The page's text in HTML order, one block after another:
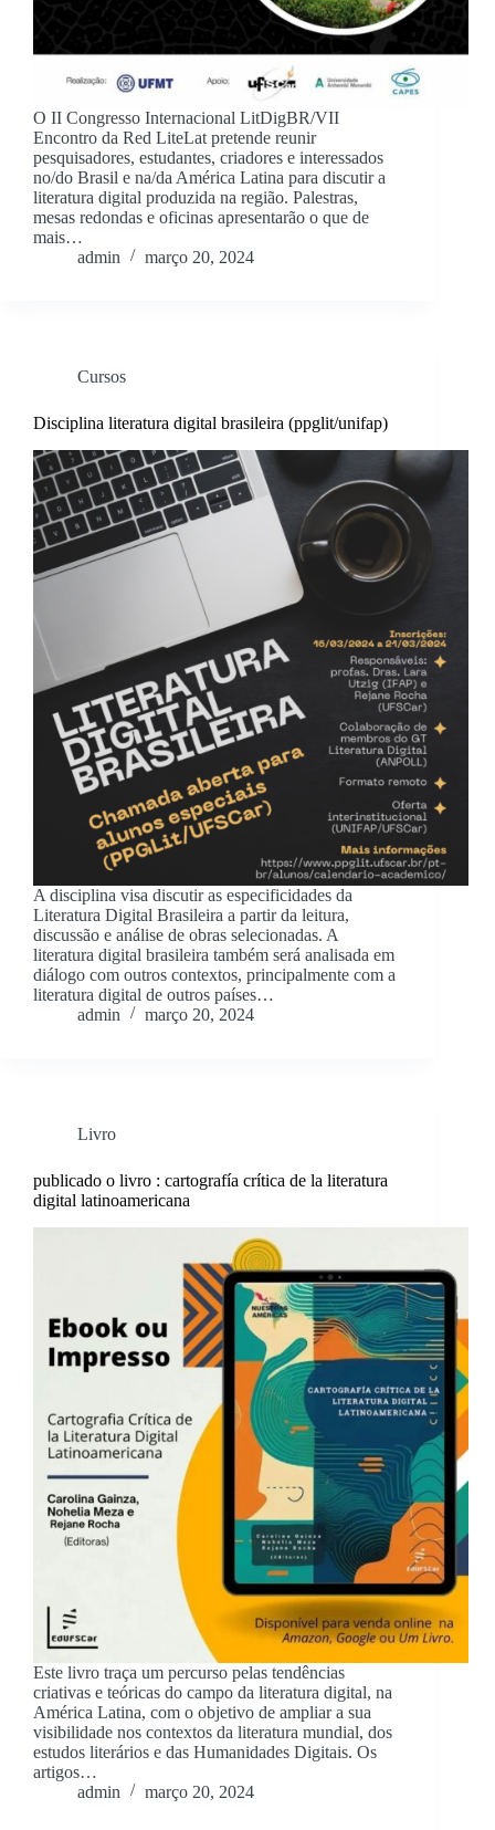
O II Congresso Internacional LitDigBR/VII
Encontro da Red LiteLat pretende reunir
pesquisadores, estudantes, criadores e interessados
no/do Brasil e na/da América Latina para discutir a
literatura digital produzida na região. Palestras,
mesas redondas e oficinas apresentarão o que de
mais…
admin
março 20, 2024
Cursos
Disciplina literatura digital brasileira (ppglit/unifap)
A disciplina visa discutir as especificidades da
Literatura Digital Brasileira a partir da leitura,
discussão e análise de obras selecionadas. A
literatura digital brasileira também será analisada em
diálogo com outros contextos, principalmente com a
literatura digital de outros países…
admin
março 20, 2024
Livro
publicado o livro : cartografía crítica de la literatura
digital latinoamericana
Este livro traça um percurso pelas tendências
criativas e teóricas do campo da literatura digital, na
América Latina, com o objetivo de ampliar a sua
visibilidade nos contextos da literatura mundial, dos
estudos literários e das Humanidades Digitais. Os
artigos…
admin
março 20, 2024